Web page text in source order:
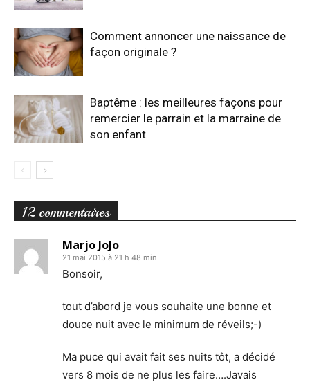
Comment annoncer une naissance de
façon originale ?
Baptême : les meilleures façons pour
remercier le parrain et la marraine de
son enfant
12 commentaires
Marjo JoJo
21 mai 2015 à 21 h 48 min
Bonsoir,
tout d’abord je vous souhaite une bonne et
douce nuit avec le minimum de réveils;-)
Ma puce qui avait fait ses nuits tôt, a décidé
vers 8 mois de ne plus les faire….Javais